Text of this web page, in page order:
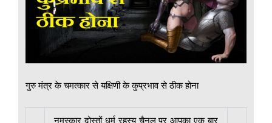
गुरु मंत्र के चमत्कार से यक्षिणी के कुप्रभाव से ठीक होना